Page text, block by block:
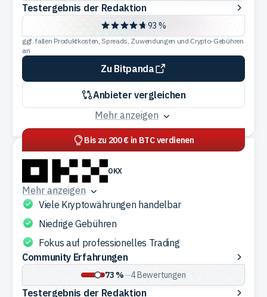
Testergebnis
der
Redaktion
Testergebnis der Redaktion
93 %
ggf. fallen Produktkosten, Spreads, Zuwendungen und Crypto-Gebühren
an
Anbieter vergleichen
Zu Bitpanda
Mehr anzeigen
Bis zu 200 € in BTC verdienen
OKX
Mehr anzeigen
Viele Kryptowährungen handelbar
Niedrige Gebühren
Fokus auf professionelles Trading
Community
Erfahrungen
Community Erfahrungen
73 %—4Bewertungen
Testergebnis
Testergebnis der Redaktion